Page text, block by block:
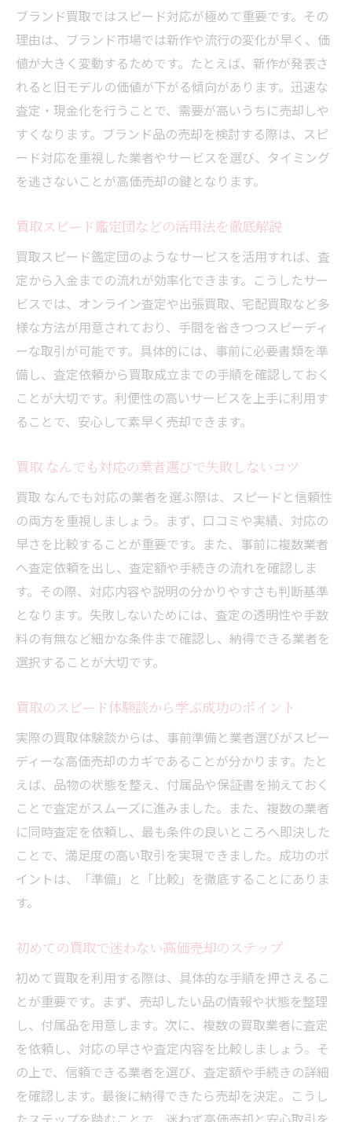
び
買取スピードと高価査定を両立させるコツ
安心して進める買取のスピード体験談
安心できる買取のスピード取引体験を紹介
買取スピード鑑定団レビューで分かる実際
の流れ
高価買取を実現したスピーディな体験談集
トラブル回避のための買取スピード選び
初めてでも安心な買取体験のチェックポイ
ント
出張買取を活用した素早い現金化の実例
出張買取で手間なくスピード現金化を実現
買取スピードと利便性を両立させる方法
ブランド買取で選ばれる出張サービスの魅
力
初めてでも安心な出張買取の流れと注意点
即日現金化を叶えるおすすめの買取活用法
即日現金化を目指すなら買取の選び方が重要
即日現金化できる買取業者の見極め方
買取のスピードと信頼性で選ぶポイント
買取希望額を伏せて有利に現金化する方法
評判で分かる即日現金化に強い買取サービ
ス
ブランド品買取で即日現金化を実現するコ
買取と現金化のスピード比較で後悔しない
選択
買取希望額を伏せて交渉を有利に進める方法
買取希望額を伝えないメリットと注意点
査定前に希望額を伏せることで得する理由
業者間の買取スピードを活用した交渉術
買取希望額を伝えず最大限高値を引き出す
買取スピードが交渉結果に与える影響とは
買取業者の仕組みと利益構造を徹底解説
買取業者の利益構造とスピード対応の関係
性
なぜ買取業者は買取で利益を出せるのか
買取スピードが業者の収益に与える影響
安心して選ぶための業者の仕組み理解法
ブランド買取ではスピード対応が極めて重要です。その
理由は、ブランド市場では新作や流行の変化が早く、価
値が大きく変動するためです。たとえば、新作が発表さ
れると旧モデルの価値が下がる傾向があります。迅速な
査定・現金化を行うことで、需要が高いうちに売却しや
すくなります。ブランド品の売却を検討する際は、スピ
ード対応を重視した業者やサービスを選び、タイミング
を逃さないことが高価売却の鍵となります。
買取スピード鑑定団などの活用法を徹底解説
買取スピード鑑定団のようなサービスを活用すれば、査
定から入金までの流れが効率化できます。こうしたサー
ビスでは、オンライン査定や出張買取、宅配買取など多
様な方法が用意されており、手間を省きつつスピーディ
ーな取引が可能です。具体的には、事前に必要書類を準
備し、査定依頼から買取成立までの手順を確認しておく
ことが大切です。利便性の高いサービスを上手に利用す
ることで、安心して素早く売却できます。
買取 なんでも対応の業者選びで失敗しないコツ
買取 なんでも対応の業者を選ぶ際は、スピードと信頼性
の両方を重視しましょう。まず、口コミや実績、対応の
早さを比較することが重要です。また、事前に複数業者
へ査定依頼を出し、査定額や手続きの流れを確認しま
す。その際、対応内容や説明の分かりやすさも判断基準
となります。失敗しないためには、査定の透明性や手数
料の有無など細かな条件まで確認し、納得できる業者を
選択することが大切です。
買取のスピード体験談から学ぶ成功のポイント
実際の買取体験談からは、事前準備と業者選びがスピー
ディーな高価売却のカギであることが分かります。たと
えば、品物の状態を整え、付属品や保証書を揃えておく
ことで査定がスムーズに進みました。また、複数の業者
に同時査定を依頼し、最も条件の良いところへ即決した
ことで、満足度の高い取引を実現できました。成功のポ
イントは、「準備」と「比較」を徹底することにありま
す。
初めての買取で迷わない高価売却のステップ
初めて買取を利用する際は、具体的な手順を押さえるこ
とが重要です。まず、売却したい品の情報や状態を整理
し、付属品を用意します。次に、複数の買取業者に査定
を依頼し、対応の早さや査定内容を比較しましょう。そ
の上で、信頼できる業者を選び、査定額や手続きの詳細
を確認します。最後に納得できたら売却を決定。こうし